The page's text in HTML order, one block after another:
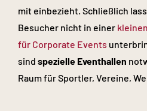
mit einbezieht. Schließlich
Besucher nicht in einer
für Corporate Events
sind spezielle Eventhallen
Raum für Sportler, Vereine,